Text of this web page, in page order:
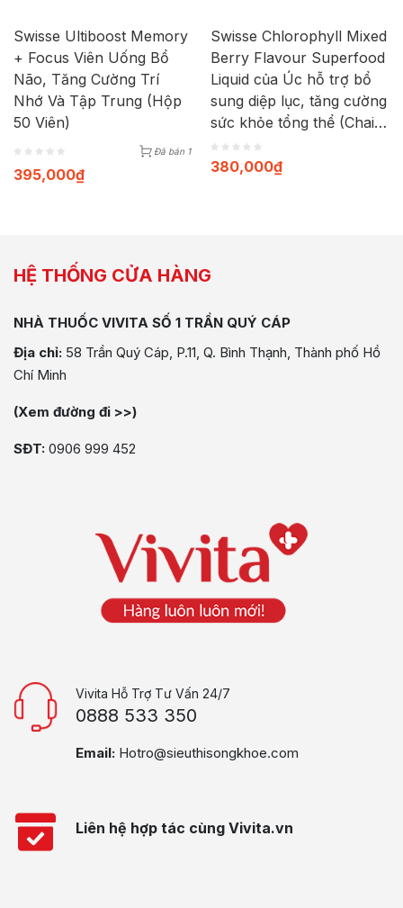
Swisse Ultiboost Memory
+ Focus Viên Uống Bổ
Não, Tăng Cường Trí
Nhớ Và Tập Trung (Hộp
50 Viên)
Đã bán 1
395,000₫
Swisse Chlorophyll Mixed
Berry Flavour Superfood
Liquid của Úc hỗ trợ bổ
sung diệp lục, tăng cường
sức khỏe tổng thể (Chai
500ml)
380,000₫
HỆ THỐNG CỬA HÀNG
NHÀ THUỐC VIVITA SỐ 1 TRẦN QUÝ CÁP
Địa chỉ: 58 Trần Quý Cáp, P.11, Q. Bình Thạnh, Thành phố Hồ
Chí Minh
(Xem đường đi >>)
SĐT: 0906 999 452
Vivita Hỗ Trợ Tư Vấn 24/7
0888 533 350
Email: Hotro@sieuthisongkhoe.com
Liên hệ hợp tác cùng Vivita.vn